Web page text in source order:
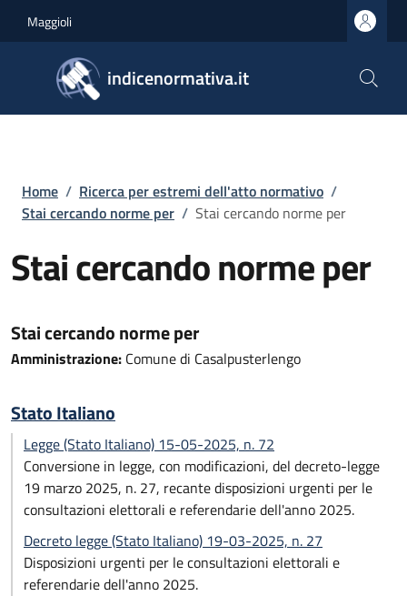
Maggioli
indicenormativa.it
Briciole di pane
Home / Ricerca per estremi dell'atto normativo /
Stai cercando norme per / Stai cercando norme per
Stai cercando norme per
Stai cercando norme per
Amministrazione: Comune di Casalpusterlengo
Stato Italiano
Legge (Stato Italiano) 15-05-2025, n. 72
Conversione in legge, con modificazioni, del decreto-legge
19 marzo 2025, n. 27, recante disposizioni urgenti per le
consultazioni elettorali e referendarie dell'anno 2025.
Decreto legge (Stato Italiano) 19-03-2025, n. 27
Disposizioni urgenti per le consultazioni elettorali e
referendarie dell'anno 2025.